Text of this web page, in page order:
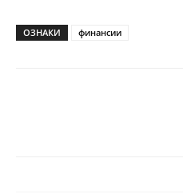
ОЗНАКИ финансии